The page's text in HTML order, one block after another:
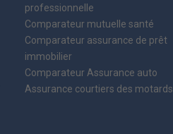
professionnelle
Comparateur mutuelle santé
Comparateur assurance de prêt
immobilier
Comparateur Assurance auto
Assurance courtiers des motards